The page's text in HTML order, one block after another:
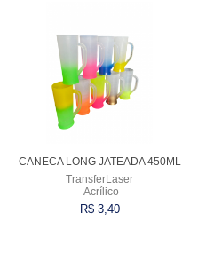
CANECA LONG JATEADA 450ML
TransferLaser
Acrílico
R$ 3,40